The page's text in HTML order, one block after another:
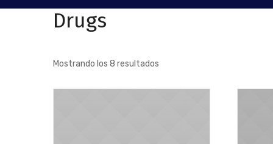
Drugs
Mostrando los 8 resultados